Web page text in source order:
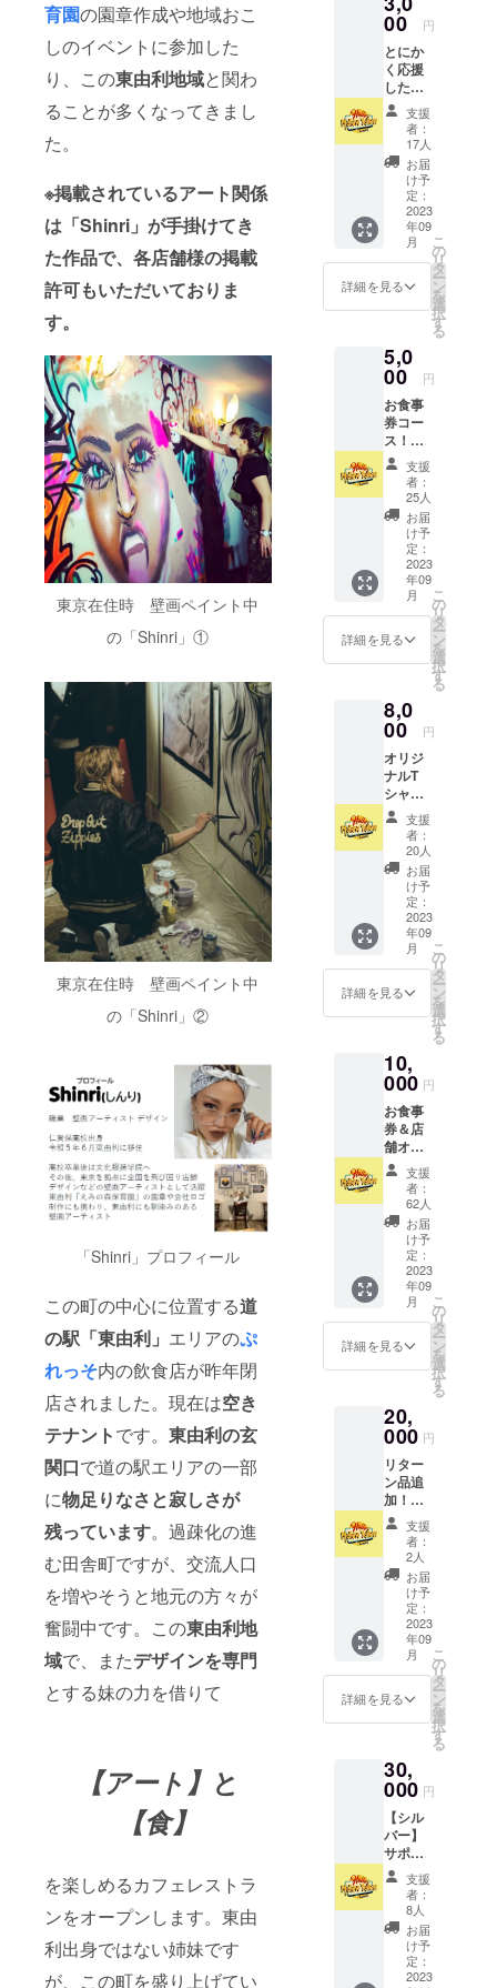
育園の園章作成や地域おこ
しのイベントに参加した
り、この東由利地域と関わ
ることが多くなってきまし
た。
※掲載されているアート関係
は「Shinri」が手掛けてき
た作品で、各店舗様の掲載
許可もいただいておりま
す。
東京在住時 壁画ペイント中
の「Shinri」①
東京在住時 壁画ペイント中
の「Shinri」②
「Shinri」プロフィール
この町の中心に位置する道
の駅「東由利」 エリアのぷ
れっそ内の飲食店が昨年閉
店されました。現在は空き
テナントです。 東由利の玄
関口で道の駅エリアの一部
に物足りなさと寂しさが
残っています。過疎化の進
む田舎町ですが、交流人口
を増やそうと地元の方々が
奮闘中です。この東由利地
域で、またデザインを専門
とする妹の力を借りて
【アート】 と
【食】
を楽しめるカフェレストラ
ンをオープンします。東由
利出身ではない姉妹です
が、この町を盛り上げてい
00 円
とにか
く応援
したい
お気持
ちコー
ス！ ◎
オリジ
ナルス
テッ
カー３
枚セッ
ト ※ス
テッ
カーデ
ザイ
ン、サ
はプロ
ジェク
ト説明
のリ
ターン
品でご
確認く
ださ
い。
支援
者：
17人
お届
け予
定：
2023
年09
月
詳細を見る
こ
の
リ
タ
ー
ン
を
選
択
す
る
5,0
00 円
お食事
券コー
ス！
◎1000
円のお
食事券
１枚 (有
効期限
令和６
年９月
３０日
まで) ◎
オリジ
ナルス
テッ
カー３
ト ※ス
テッ
カーデ
ザイ
ン、サ
イズ等
はプロ
ジェク
ト説明
のリ
ターン
品でご
確認く
ださ
い。
支援
者：
25人
お届
け予
定：
2023
年09
月
詳細を見る
こ
の
リ
タ
ー
ン
を
選
択
す
る
8,0
00 円
オリジ
ナルT
シャツ
コー
ス！ ◎
オリジ
ナルT
シャツ
orロンT
１枚 ◎
オリジ
ナルス
テッ
カー３
枚セッ
ト ※ス
カーデ
ザイ
ン、サ
イズ等
はプロ
ジェク
ト説明
のリ
ターン
品でご
確認く
ださ
い。
支援
者：
20人
お届
け予
定：
2023
年09
月
詳細を見る
こ
の
リ
タ
ー
ン
を
選
択
す
る
10,
000 円
お食事
券＆店
舗オリ
ジナルT
シャツ
コー
ス！
◎1000
円のお
食事券
１枚 (有
効期限
令和６
年９月
３０日
まで) ◎
ナルT
シャツ
orロンT
１枚 ◎
オリジ
ナルス
テッ
カー３
枚セッ
ト ※ス
テッ
カーデ
ザイ
ン、サ
イズ等
はプロ
ジェク
品でご
確認く
ださ
い。
支援
者：
62人
お届
け予
定：
2023
年09
月
詳細を見る
こ
の
リ
タ
ー
ン
を
選
択
す
る
20,
000 円
リター
ン品追
加！お
食事券
10枚
コー
ス！
◎1000
円お食
事券10
枚 (有効
期限 令
和６年
９月３
０日ま
で) ◎オ
ルス
テッ
カー３
枚セッ
ト ※ス
テッ
カーデ
ザイ
ン、サ
イズ等
はプロ
ジェク
ト説明
支援
者：
2人
お届
け予
定：
2023
年09
月
詳細を見る
こ
の
リ
タ
ー
ン
を
選
択
す
る
30,
000 円
【シル
バー】
サポー
ター！
！ お食
事券５
枚＆店
舗オリ
ジナルT
シャツ
支援
者：
8人
お届
け予
定：
2023